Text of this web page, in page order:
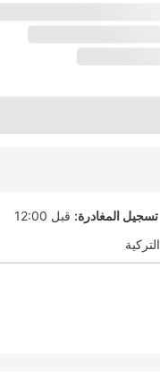
تسجيل المغادرة: قبل 12:00
التركية